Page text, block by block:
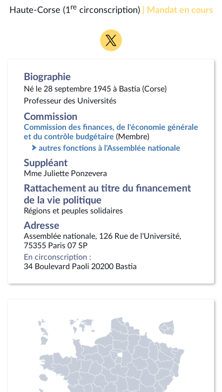
Haute-Corse (1recirconscription) | Mandat en cours
Voir
la
Biographie
Né le 28 septembre 1945 à Bastia (Corse)
Professeur des Universités
Commission
Commission des finances, de l'économie générale
et du contrôle budgétaire (Membre)
autres fonctions à l'Assemblée nationale
Suppléant
Mme Juliette Ponzevera
Rattachement au titre du financement
de la vie politique
Régions et peuples solidaires
Adresse
Assemblée nationale, 126 Rue de l'Université,
75355 Paris 07 SP
En circonscription :
34 Boulevard Paoli 20200 Bastia